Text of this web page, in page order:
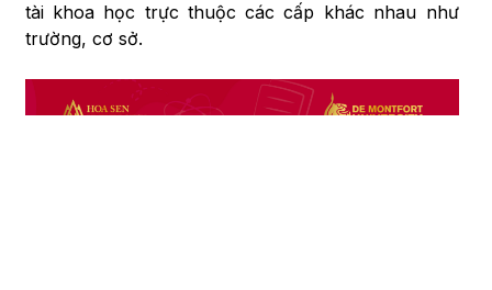
tài khoa học trực thuộc các cấp khác nhau như
trường, cơ sở.